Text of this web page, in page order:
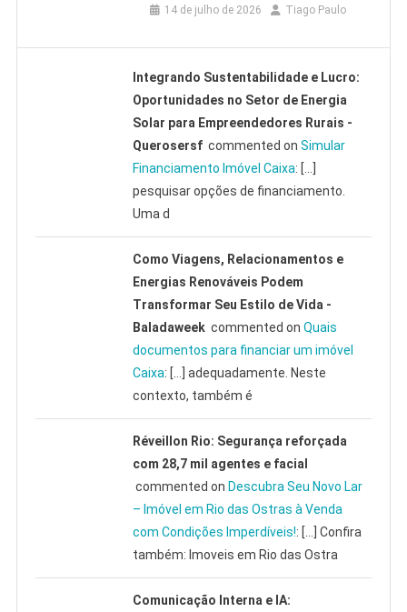
14 de julho de 2026 Tiago Paulo
Integrando Sustentabilidade e Lucro:
Oportunidades no Setor de Energia
Solar para Empreendedores Rurais -
Querosersf commented onSimular
Financiamento Imóvel Caixa: […]
pesquisar opções de financiamento.
Uma d
Como Viagens, Relacionamentos e
Energias Renováveis Podem
Transformar Seu Estilo de Vida -
Baladaweek commented onQuais
documentos para financiar um imóvel
Caixa: […] adequadamente. Neste
contexto, também é
Réveillon Rio: Segurança reforçada
com 28,7 mil agentes e facial
commented on Descubra Seu Novo Lar
– Imóvel em Rio das Ostras à Venda
com Condições Imperdíveis!: […] Confira
também: Imoveis em Rio das Ostra
Comunicação Interna e IA: